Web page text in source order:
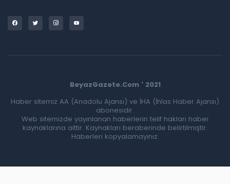
BeyazGazete.Com ' 2021
Haber sitemiz AA (Anadolu Ajansı) ve İHA (İhlas Haber Ajansı)
abonesidir.
Web sitemizde yayınlanan haberlerin telif hakları haber
kaynaklarına aittir. Kaynakları beraberinde belirtilmiştir.
Haberleri kopyalamayınız.